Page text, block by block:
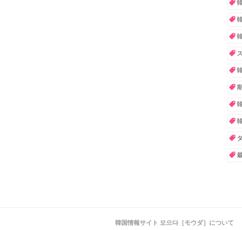
韓国情報サイト 모으다［モウダ］について